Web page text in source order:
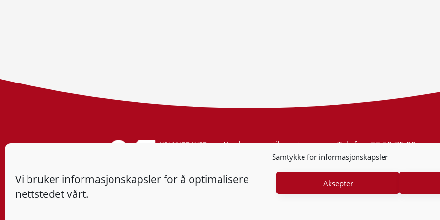
Samtykke for informasjonskapsler
Vi bruker informasjonskapsler for å optimalisere
nettstedet vårt.
Aksepter
Konkurransetilsynet
Postboks 439 Sentrum
Org.nr: 974 761 246
Telefon:55 59 75 00
E-post:post@kt.no
Nyhetsvarsel >>